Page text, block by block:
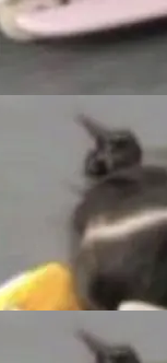
据
这
/
该
De
git
经
个